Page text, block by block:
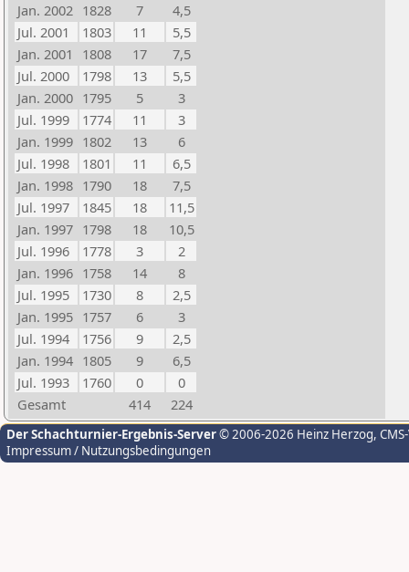
Jan. 2002 1828 7
4,5
Jul. 2001
1803 11
5,5
Jan. 2001
1808 17
7,5
Jul. 2000
1798 13
5,5
Jan. 2000 1795 5
3
Jul. 1999
1774 11
3
Jan. 1999 1802 13
6
Jul. 1998
1801 11
6,5
Jan. 1998 1790 18
7,5
Jul. 1997
1845 18
11,5
Jan. 1997 1798 18
10,5
Jul. 1996
1778 3
2
Jan. 1996 1758 14
8
Jul. 1995
1730 8
2,5
Jan. 1995 1757 6
3
Jul. 1994
1756 9
2,5
Jan. 1994 1805 9
6,5
Jul. 1993
1760 0
0
Gesamt
414 224
Der Schachturnier-Ergebnis-Server© 2006-2026 Heinz Herzog,
Impressum / Nutzungsbedingungen